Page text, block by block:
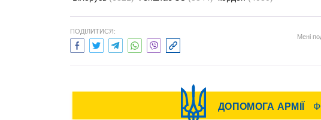
ПОДІЛИТИСЯ:
Мені